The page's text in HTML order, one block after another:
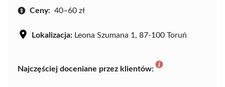
Ceny: 40–60 zł
Lokalizacja: Leona Szumana 1, 87-100 Toruń
Najczęściej doceniane przez klientów: